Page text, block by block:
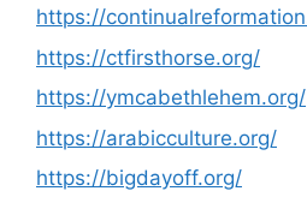
https://
https://ctfirsthorse.org/
https://ymcabethlehem.org/
https://arabicculture.org/
https://bigdayoff.org/